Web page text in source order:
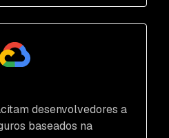
desenvolvedores a
baseados na